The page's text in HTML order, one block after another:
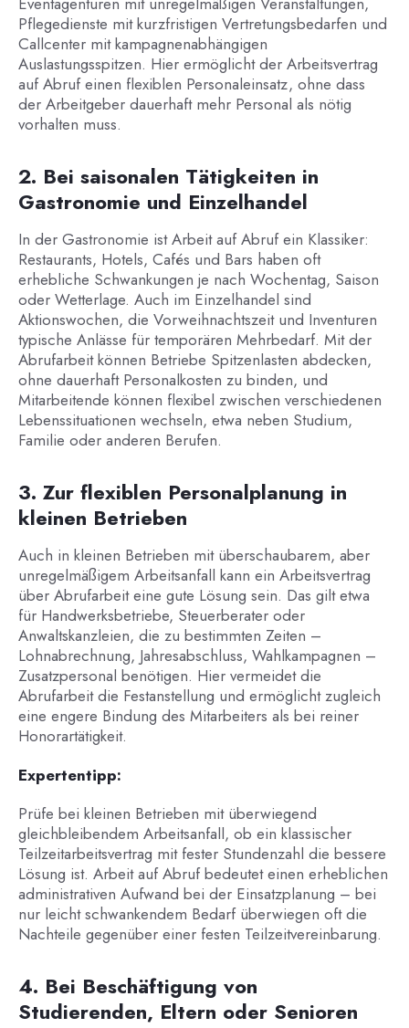
Pflegedienste mit kurzfristigen Vertretungsbedarfen und
Callcenter mit kampagnenabhängigen
Auslastungsspitzen. Hier ermöglicht der Arbeitsvertrag
auf Abruf einen flexiblen Personaleinsatz, ohne dass
der Arbeitgeber dauerhaft mehr Personal als nötig
vorhalten muss.
2. Bei saisonalen Tätigkeiten in
Gastronomie und Einzelhandel
In der Gastronomie ist Arbeit auf Abruf ein Klassiker:
Restaurants, Hotels, Cafés und Bars haben oft
erhebliche Schwankungen je nach Wochentag, Saison
oder Wetterlage. Auch im Einzelhandel sind
Aktionswochen, die Vorweihnachtszeit und Inventuren
typische Anlässe für temporären Mehrbedarf. Mit der
Abrufarbeit können Betriebe Spitzenlasten abdecken,
ohne dauerhaft Personalkosten zu binden, und
Mitarbeitende können flexibel zwischen verschiedenen
Lebenssituationen wechseln, etwa neben Studium,
Familie oder anderen Berufen.
3. Zur flexiblen Personalplanung in
kleinen Betrieben
Auch in kleinen Betrieben mit überschaubarem, aber
unregelmäßigem Arbeitsanfall kann ein Arbeitsvertrag
über Abrufarbeit eine gute Lösung sein. Das gilt etwa
für Handwerksbetriebe, Steuerberater oder
Anwaltskanzleien, die zu bestimmten Zeiten –
Lohnabrechnung, Jahresabschluss, Wahlkampagnen –
Zusatzpersonal benötigen. Hier vermeidet die
Abrufarbeit die Festanstellung und ermöglicht zugleich
eine engere Bindung des Mitarbeiters als bei reiner
Honorartätigkeit.
Expertentipp:
Prüfe bei kleinen Betrieben mit überwiegend
gleichbleibendem Arbeitsanfall, ob ein klassischer
Teilzeitarbeitsvertrag mit fester Stundenzahl die bessere
Lösung ist. Arbeit auf Abruf bedeutet einen erheblichen
administrativen Aufwand bei der Einsatzplanung – bei
nur leicht schwankendem Bedarf überwiegen oft die
Nachteile gegenüber einer festen Teilzeitvereinbarung.
4. Bei Beschäftigung von
Studierenden, Eltern oder Senioren